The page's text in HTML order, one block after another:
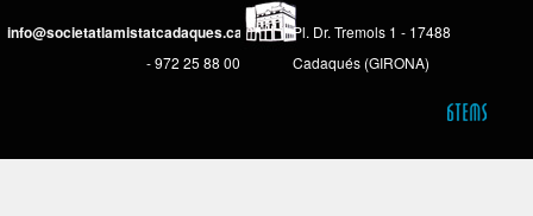
info@societatlamistatcadaques.cat
- 972 25 88 00
Pl. Dr. Tremols 1 - 17488
Cadaqués (GIRONA)